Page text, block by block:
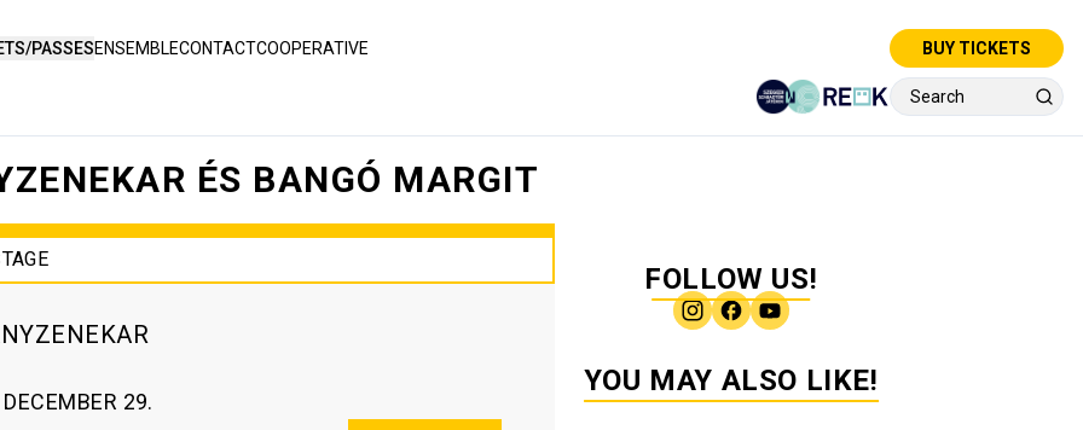
PASSESENSEMBLECONTACTCOOPERATIVE BUY TICKETS
ÉS BANGÓ MARGIT
29.
FOLLOW US!
YOU MAY ALSO LIKE!